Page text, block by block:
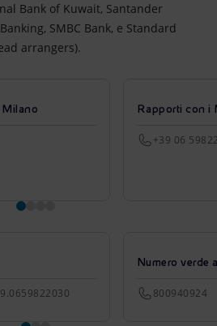
Bank of Kuwait, Santander
SMBC Bank, e Standard
arrangers).
Rapporti con i
+39 06
Numero verde
800940924